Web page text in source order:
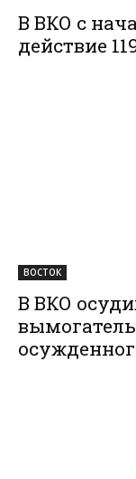
В ВКО с
действие
ВОСТОК
В ВКО